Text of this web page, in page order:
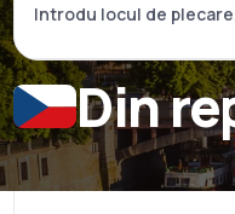
Din